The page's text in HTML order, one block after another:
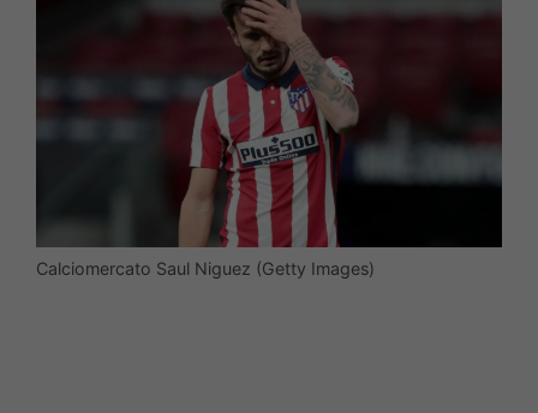
Calciomercato Saul Niguez (Getty Images)